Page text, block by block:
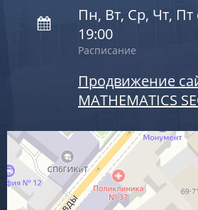
Пн, Вт, Ср, Чт, Пт
19:00
Расписание
Продвижение
MATHEMATICS